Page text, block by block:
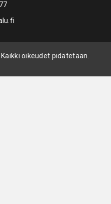
oikeudet pidätetään.